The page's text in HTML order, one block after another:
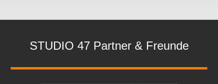
STUDIO 47 Partner & Freunde